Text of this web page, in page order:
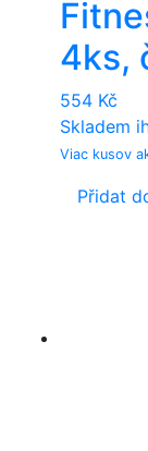
4ks,
554 Kč
Skladem
Viac kusov
Přidat